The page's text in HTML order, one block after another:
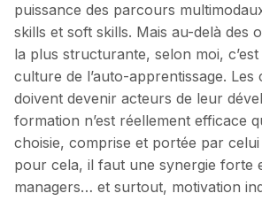
puissance des parcours
skills et soft skills. Mais au-delà des
la plus structurante, selon moi, c’est
culture de l’auto-apprentissage.
doivent devenir acteurs de leur
formation n’est réellement efficace
choisie, comprise et portée par celui
pour cela, il faut une synergie forte
managers… et surtout, motivation